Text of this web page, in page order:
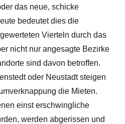
das neue, schicke
bedeutet dies die
Vierteln durch das
nicht nur angesagte Bezirke
sind davon betroffen.
oder Neustadt steigen
die Mieten.
einst erschwingliche
werden abgerissen und